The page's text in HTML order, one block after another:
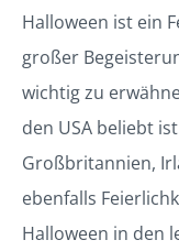
Halloween ist ein
großer
wichtig zu
den USA beliebt
Großbritannien,
ebenfalls
Halloween in den